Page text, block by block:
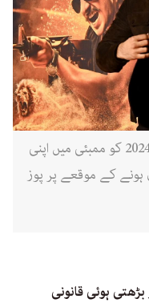
بالی وڈ اداکار رنویر سنگھ سات اکتوبر 2024 کو ممبئی میں اپنی
ہونے کے موقعے پر پوز
ہوئی قانونی